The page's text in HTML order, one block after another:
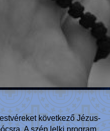
következő Jézus-
A szép lelki program